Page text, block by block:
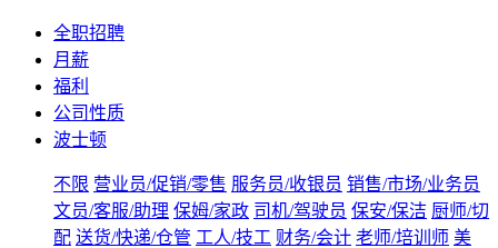
全职招聘
月薪
福利
公司性质
波士顿
不限 营业员/促销/零售 服务员/收银员 销售/市场/业务员
文员/客服/助理 保姆/家政 司机/驾驶员 保安/保洁 厨师/切
配 送货/快递/仓管 工人/技工 财务/会计 老师/培训师 美